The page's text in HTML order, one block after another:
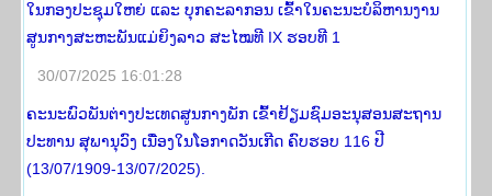
ໃນກອງປະຊຸມໃຫຍ່ ແລະ ບຸກຄະລາກອນ ເຂົ້າໃນຄະນະບໍລິຫານງານ
ສູນກາງສະຫະພັນແມ່ຍິງລາວ ສະໄໝທີ IX ຮອບທີ 1
30/07/2025 16:01:28
ຄະນະພົວພັນຕ່າງປະເທດສູນກາງພັກ ເຂົ້າຢ້ຽມຊົມອະນຸສອນສະຖານ
ປະທານ ສຸພານຸວົງ ເນື່ອງໃນໂອກາດວັນເກີດ ຄົບຮອບ 116 ປີ
(13/07/1909-13/07/2025).